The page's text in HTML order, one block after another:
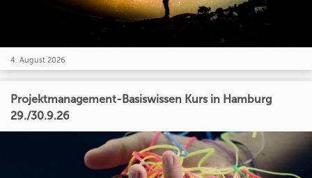
4. August 2026
Projektmanagement-Basiswissen Kurs in Hamburg
29./30.9.26